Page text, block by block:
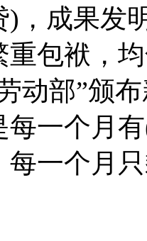
)，成果发
重包袱，
动部”颁
每一个月
每一个月